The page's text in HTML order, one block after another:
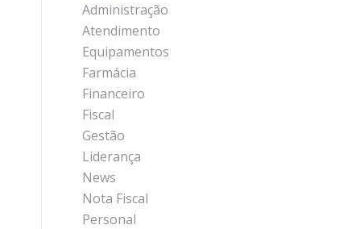
Administração
Atendimento
Equipamentos
Farmácia
Financeiro
Fiscal
Gestão
Liderança
News
Nota Fiscal
Personal